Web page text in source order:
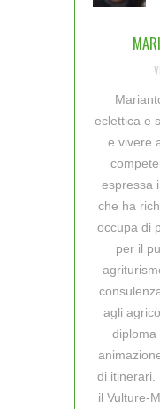
eclettica e
e vivere
espressa
che ha
occupa di
per il
agli
diploma
di itinerari.
il Vulture-